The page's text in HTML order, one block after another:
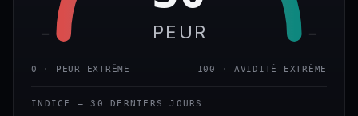
PEUR
0 · PEUR EXTRÊME 100 · AVIDITÉ EXTRÊME
INDICE — 30 DERNIERS JOURS